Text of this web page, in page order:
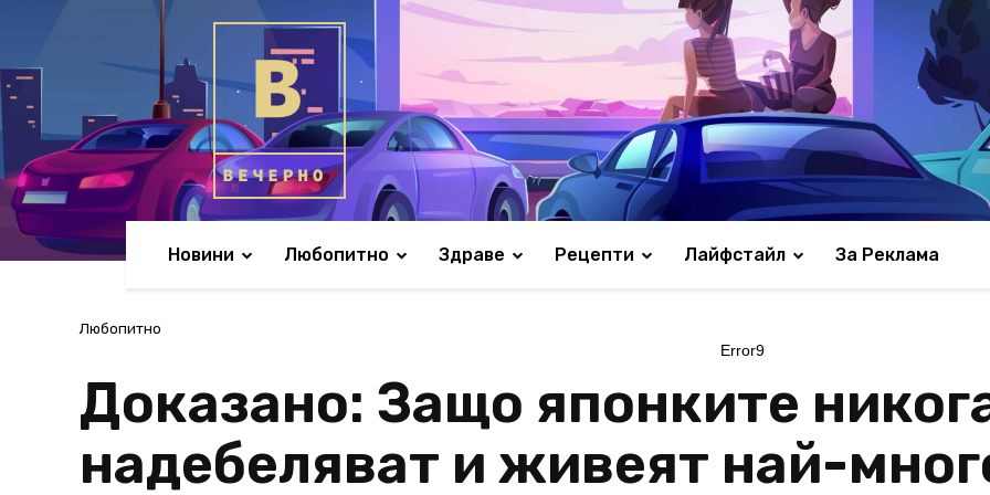
Новини Любопитно Здраве Рецепти Лайфстайл За Реклама
Любопитно
Error9
Доказано: Защо японките
надебеляват и живеят най-